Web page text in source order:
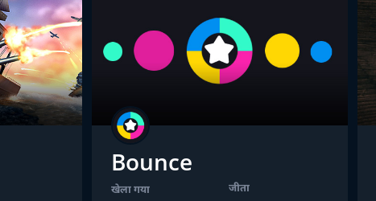
Bounce
खेला गया जीता